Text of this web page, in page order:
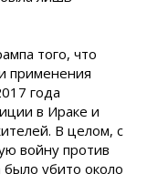
того, что
применения
года
в Ираке и
В целом, с
войну против
было убито около